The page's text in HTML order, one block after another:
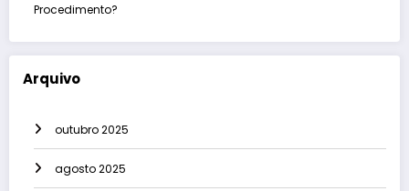
Procedimento?
Arquivo
outubro 2025
agosto 2025